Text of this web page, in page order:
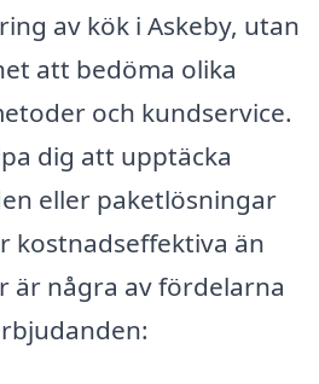
av kök i Askeby, utan
att bedöma olika
och kundservice.
dig att upptäcka
eller paketlösningar
kostnadseffektiva än
är några av fördelarna